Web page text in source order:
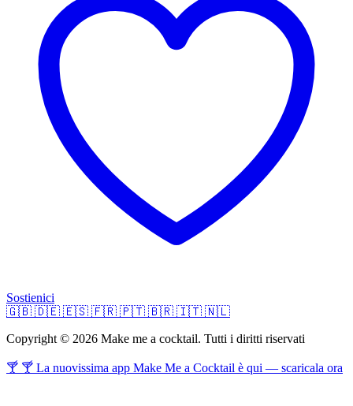
Sostienici
🇬🇧 🇩🇪 🇪🇸 🇫🇷 🇵🇹 🇧🇷 🇮🇹 🇳🇱
Copyright © 2026 Make me a cocktail. Tutti i diritti riservati
🍸 🍸 La nuovissima app Make Me a Cocktail è qui — scaricala ora